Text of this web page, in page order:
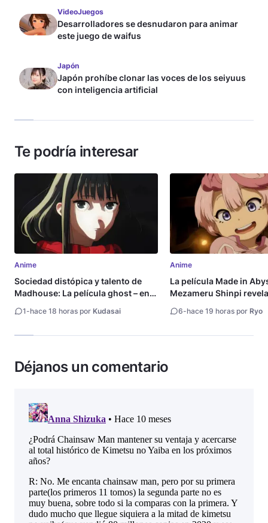
VideoJuegos
Desarrolladores se desnudaron para animar
este juego de waifus
Japón
Japón prohíbe clonar las voces de los seiyuus
con inteligencia artificial
Te podría interesar
Anime
Sociedad distópica y talento de
Madhouse: La película ghost – end
of night revela tráiler
1-hace 18 horas por Kudasai
Anime
La película Made in
Mezameru Shinpi
fecha de estreno
6-hace 19 horas por Ryo
Déjanos un comentario